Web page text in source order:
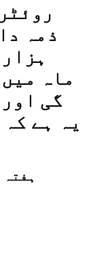
ذمہ
ماہ
گی
یہ ہے
ہفتہ 29 شعبان المعظم 1440 ہجری – 04 مئی 2019ء – شمارہ نمبر [14767]